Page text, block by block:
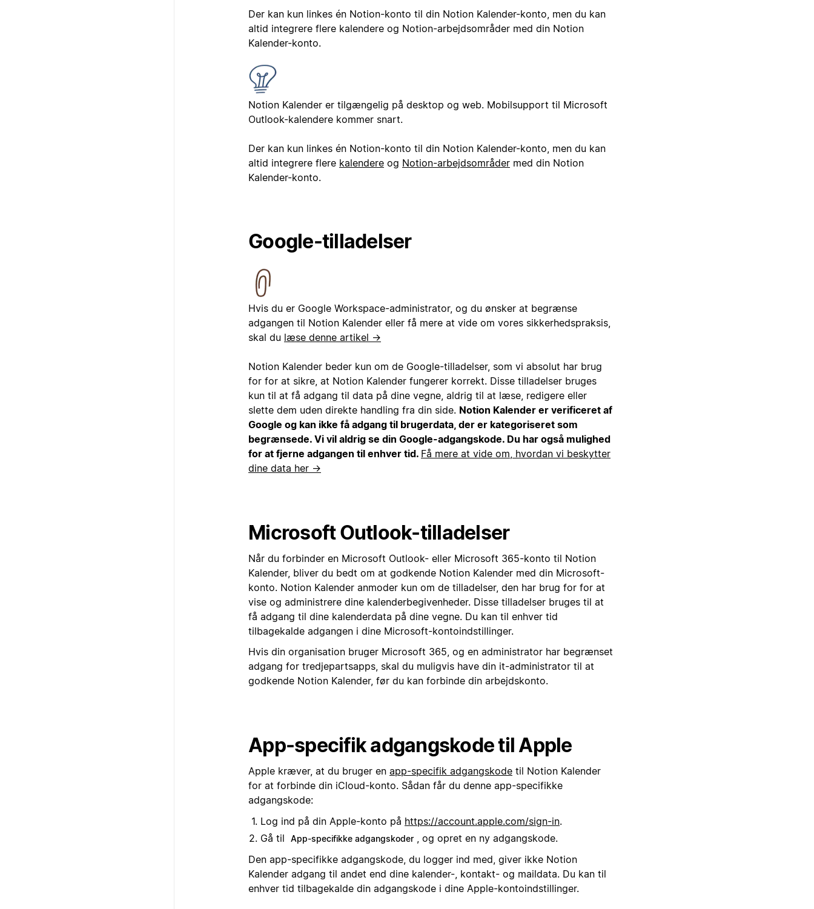
Der kan kun linkes én Notion-konto til din Notion Kalender-konto, men du kan
altid integrere flere kalendere og Notion-arbejdsområder med din Notion
Kalender-konto.
Notion Kalender er tilgængelig på desktop og web. Mobilsupport til Microsoft
Outlook-kalendere kommer snart.
Der kan kun linkes én Notion-konto til din Notion Kalender-konto, men du kan
altid integrere flere kalendere og Notion-arbejdsområder med din Notion
Kalender-konto.
Google-tilladelser
Hvis du er Google Workspace-administrator, og du ønsker at begrænse
adgangen til Notion Kalender eller få mere at vide om vores sikkerhedspraksis,
skal du læse denne artikel →
Notion Kalender beder kun om de Google-tilladelser, som vi absolut har brug
for for at sikre, at Notion Kalender fungerer korrekt. Disse tilladelser bruges
kun til at få adgang til data på dine vegne, aldrig til at læse, redigere eller
slette dem uden direkte handling fra din side. Notion Kalender er verificeret af
Google og kan ikke få adgang til brugerdata, der er kategoriseret som
begrænsede. Vi vil aldrig se din Google-adgangskode. Du har også mulighed
for at fjerne adgangen til enhver tid. Få mere at vide om, hvordan vi beskytter
dine data her →
Microsoft Outlook-tilladelser
Når du forbinder en Microsoft Outlook- eller Microsoft 365-konto til Notion
Kalender, bliver du bedt om at godkende Notion Kalender med din Microsoft-
konto. Notion Kalender anmoder kun om de tilladelser, den har brug for for at
vise og administrere dine kalenderbegivenheder. Disse tilladelser bruges til at
få adgang til dine kalenderdata på dine vegne. Du kan til enhver tid
tilbagekalde adgangen i dine Microsoft-kontoindstillinger.
Hvis din organisation bruger Microsoft 365, og en administrator har begrænset
adgang for tredjepartsapps, skal du muligvis have din it-administrator til at
godkende Notion Kalender, før du kan forbinde din arbejdskonto.
App-specifik adgangskode til Apple
Apple kræver, at du bruger en app-specifik adgangskode til Notion Kalender
for at forbinde din iCloud-konto. Sådan får du denne app-specifikke
adgangskode:
Log ind på din Apple-konto på https://account.apple.com/sign-in.
Gå til
App-specifikke adgangskoder
, og opret en ny adgangskode.
Den app-specifikke adgangskode, du logger ind med, giver ikke Notion
Kalender adgang til andet end dine kalender-, kontakt- og maildata. Du kan til
enhver tid tilbagekalde din adgangskode i dine Apple-kontoindstillinger.